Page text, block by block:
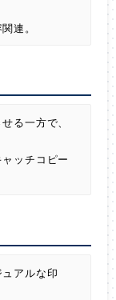
連。
る一方で、
ッチコピー
アルな印